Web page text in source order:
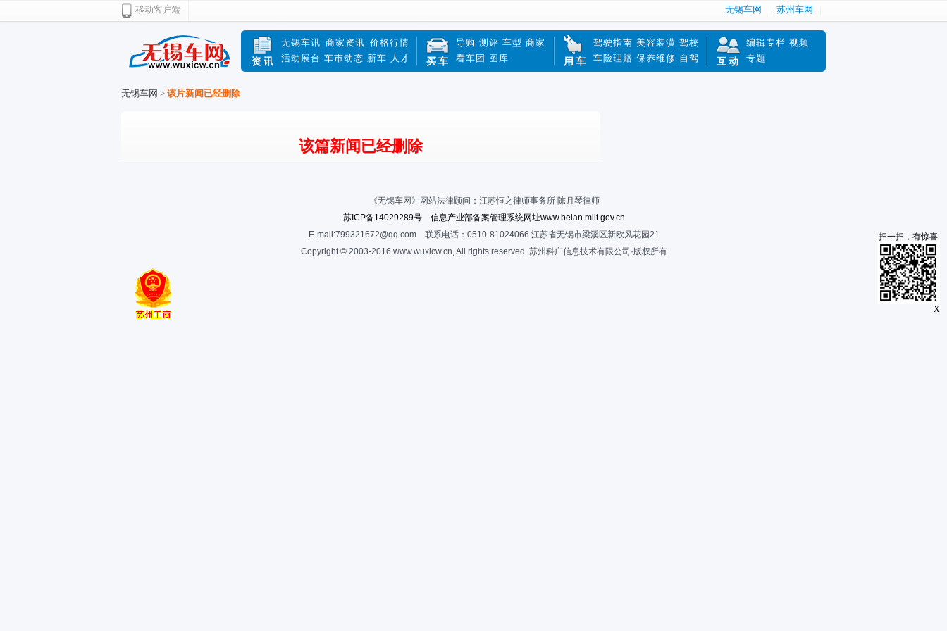
移动客户端 无锡车网 苏州车网
资讯
无锡车讯 商家资讯 价格行情
活动展台 车市动态 新车 人才 买车
导购 测评 车型 商家
看车团
图库 用车
驾驶指南 美容装潢 驾校
车险理赔 保养维修 自驾 互动
编辑专栏 视频
专题
无锡车网 > 该片新闻已经删除
该篇新闻已经删除
《无锡车网》网站法律顾问：江苏恒之律师事务所 陈月琴律师
苏ICP备14029289号 信息产业部备案管理系统网址www.beian.miit.gov.cn
E-mail:799321672@qq.com 联系电话：0510-81024066 江苏省无锡市梁溪区新欧风花园21
Copyright © 2003-2016 www.wuxicw.cn, All rights reserved. 苏州科广信息技术有限公司·版权所有
扫一扫，有惊喜
X